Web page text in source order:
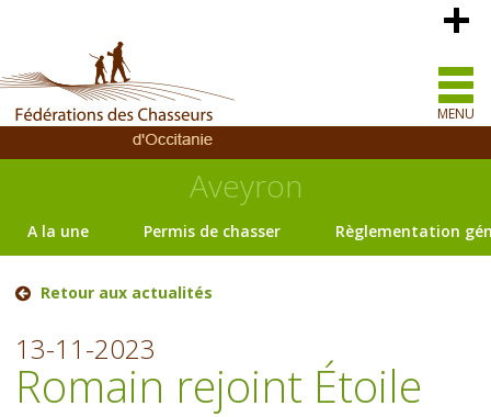
MENU
Aveyron
A la une Permis de chasser Règlementation
Retour aux actualités
13-11-2023
Romain rejoint Étoile